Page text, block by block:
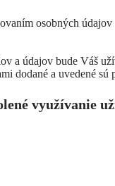
osobných údajov
a údajov bude Váš
dodané a uvedené
využívanie